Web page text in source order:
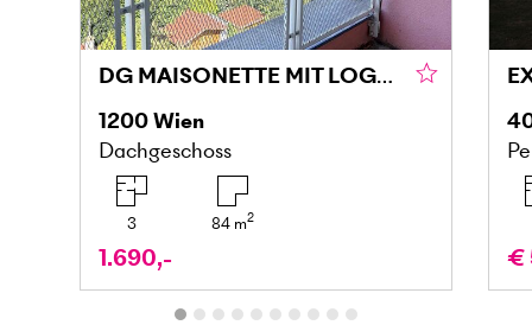
DG MAISONETTE MIT LOGGIA UND GRÜNBLICK IN DONAU NÄHE
1200Wien
Dachgeschoss
3 84m2
1.690,- €